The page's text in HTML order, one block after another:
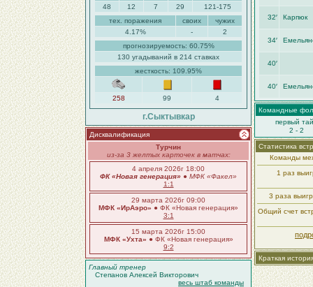
48
12 7 29
121-175
тех. поражения
своих
чужих
4.17%
-
2
прогнозируемость: 60.75%
130 угадываний в 214 ставках
жесткость: 109.95%
258 99 4
г.Сыктывкар
Дисквалификация
Турчин
из-за 3 желтых карточек в матчах:
4 апреля 2026г 18:00
ФК «Новая генерация» ● МФК «Факел»
1:1
29 марта 2026г 09:00
МФК «ИрАэро» ● ФК «Новая генерация»
3:1
15 марта 2026г 15:00
МФК «Ухта» ● ФК «Новая генерация»
9:2
Главный тренер
Степанов Алексей Викторович
весь штаб команды
32′ Карпюк
34′
40′
40′
Командные
первый
2 - 2
Статистика
Команды
1 раз
3 раза
Общий счет
Краткая